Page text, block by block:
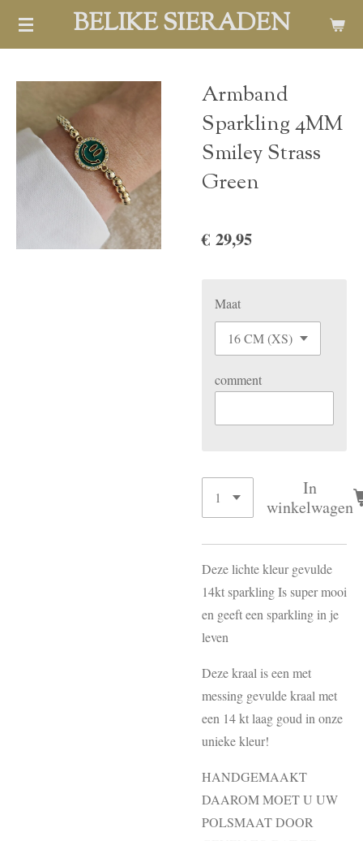
Ga
BELIKE SIERADEN
Armband
Sparkling 4MM
Smiley Strass
Green
€ 29,95
Maat
comment
In
winkelwagen
Deze lichte kleur gevulde
14kt sparkling Is super mooi
en geeft een sparkling in je
leven
Deze kraal is een met
messing gevulde kraal met
een 14 kt laag goud in onze
unieke kleur!
HANDGEMAAKT
DAAROM MOET U UW
POLSMAAT DOOR